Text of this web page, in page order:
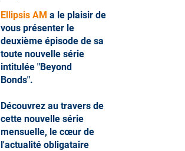
Ellipsis AM a le plaisir de
vous présenter le
deuxième épisode de sa
toute nouvelle série
intitulée "Beyond
Bonds".
Découvrez au travers de
cette nouvelle série
mensuelle, le cœur de
l'actualité obligataire